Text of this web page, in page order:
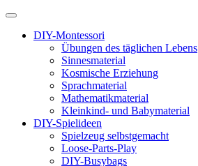
DIY-Montessori
Übungen des täglichen Lebens
Sinnesmaterial
Kosmische Erziehung
Sprachmaterial
Mathematikmaterial
Kleinkind- und Babymaterial
DIY-Spielideen
Spielzeug selbstgemacht
Loose-Parts-Play
DIY-Busybags